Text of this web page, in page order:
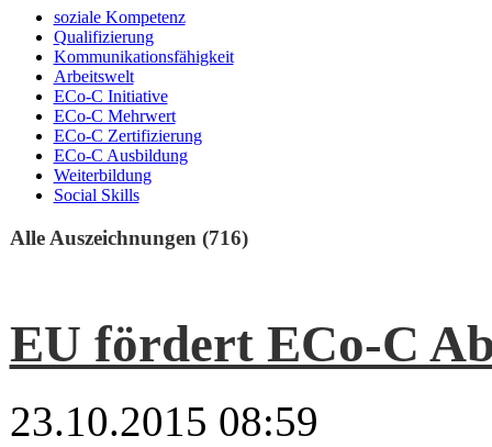
soziale Kompetenz
Qualifizierung
Kommunikationsfähigkeit
Arbeitswelt
ECo-C Initiative
ECo-C Mehrwert
ECo-C Zertifizierung
ECo-C Ausbildung
Weiterbildung
Social Skills
Alle Auszeichnungen (716)
EU fördert ECo-C
23.10.2015 08:59